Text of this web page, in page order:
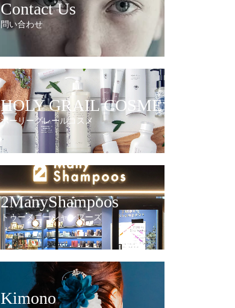
Contact Us
問い合わせ
HOLY GRAIL COSME
ホーリーグレールコスメ
2ManyShampoos
トゥーメニーシャンプーズ
Kimono